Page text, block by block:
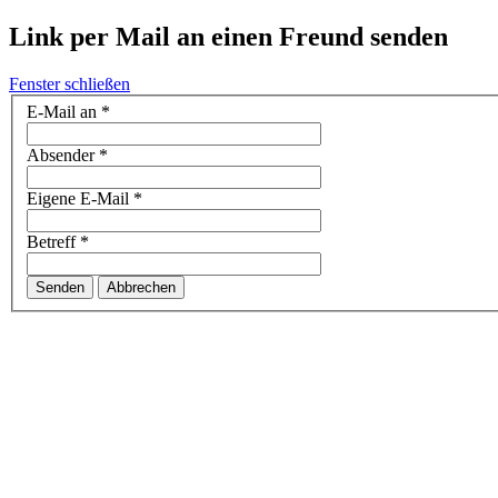
Link per Mail an einen Freund senden
Fenster schließen
E-Mail an *
Absender*
Eigene E-Mail *
Betreff*
Senden Abbrechen